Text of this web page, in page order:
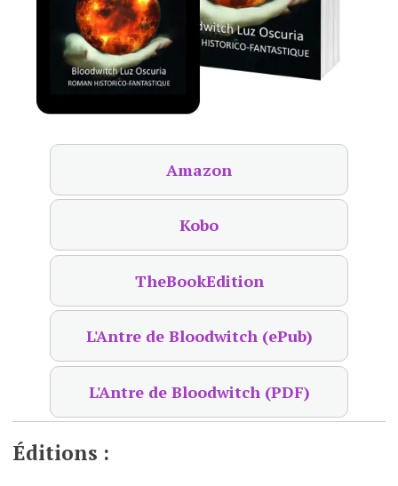
Amazon
Kobo
TheBookEdition
L'Antre de Bloodwitch (ePub)
L'Antre de Bloodwitch (PDF)
Éditions :